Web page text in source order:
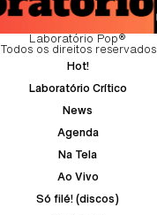
Laboratório Pop®
Todos os direitos reservados
Hot!
Laboratório Crítico
News
Agenda
Na Tela
Ao Vivo
Só filé! (discos)